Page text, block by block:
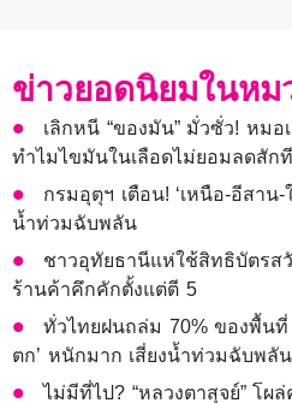
ข่าวยอดนิยมในหม
เลิกหนี “ของมัน” มั่วซั่ว! หมอ
ทำไมไขมันในเลือดไม่ยอมลดสัก
กรมอุตุฯ เตือน! ‘เหนือ-อีสาน
น้ำท่วมฉับพลัน
ชาวอุทัยธานีแห่ใช้สิทธิบัตรส
ร้านค้าคึกคักตั้งแต่ตี 5
ทั่วไทยฝนถล่ม 70% ของพื้นที่
ตก’ หนักมาก เสี่ยงน้ำท่วมฉับพลัน
ไม่มีที่ไป? “หลวงตาสุจย์” โผ